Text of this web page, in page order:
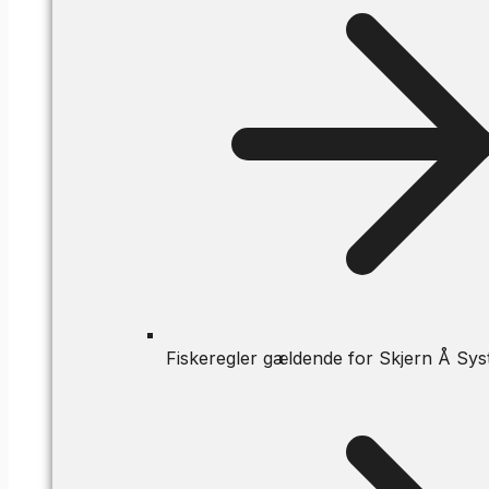
Fiskeregler gældende for Skjern Å